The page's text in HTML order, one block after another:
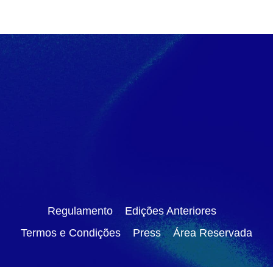
Regulamento
Edições Anteriores
Termos e Condições
Press Área Reservada